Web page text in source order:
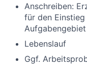
Anschreiben:
für den
Lebenslauf
Ggf.